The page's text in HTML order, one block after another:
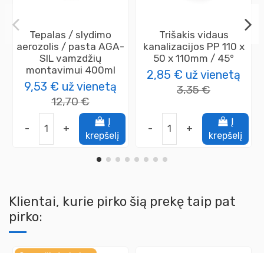
Tepalas / slydimo
aerozolis / pasta AGA-
SIL vamzdžių
montavimui 400ml
9,53 € už vienetą
12,70 €
- +
Į
krepšelį
Trišakis vidaus
kanalizacijos PP 110 x
50 x 110mm / 45°
2,85 € už vienetą
3,35 €
- +
Į
krepšelį
Klientai, kurie pirko šią prekę taip pat
pirko: